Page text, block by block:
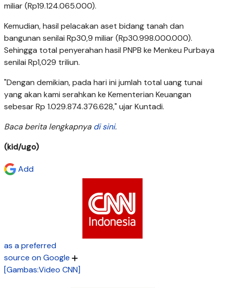
miliar (Rp19.124.065.000).
Kemudian, hasil pelacakan aset bidang tanah dan
bangunan senilai Rp30,9 miliar (Rp30.998.000.000).
Sehingga total penyerahan hasil PNPB ke Menkeu Purbaya
senilai Rp1,029 triliun.
"Dengan demikian, pada hari ini jumlah total uang tunai
yang akan kami serahkan ke Kementerian Keuangan
sebesar Rp 1.029.874.376.628," ujar Kuntadi.
Baca berita lengkapnya di sini.
(kid/ugo)
Add
as a preferred
source on Google
[Gambas:Video CNN]